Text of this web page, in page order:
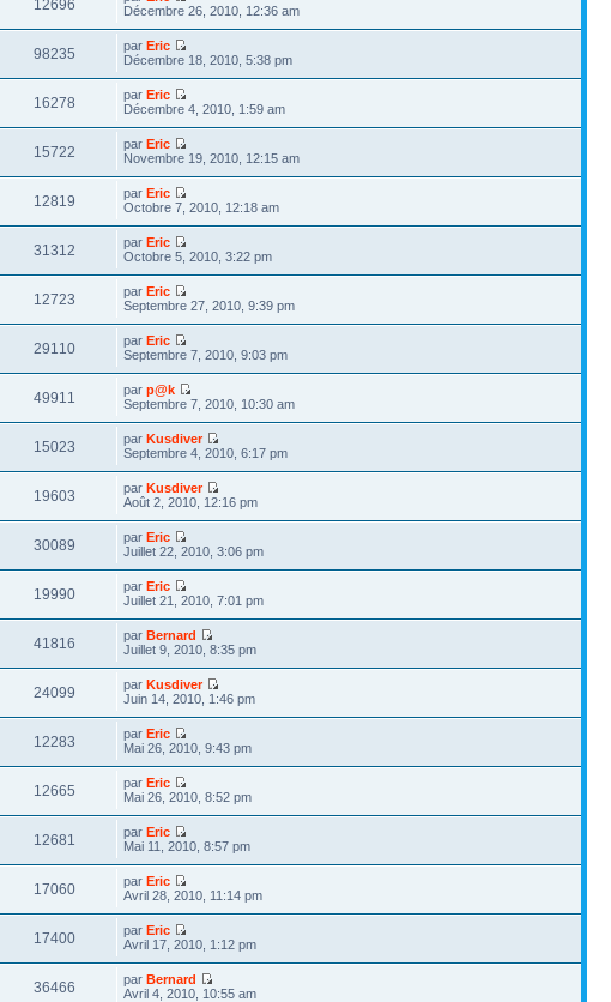
12696
Décembre 26, 2010, 12:36 am
98235 parEric
Décembre 18, 2010, 5:38 pm
16278 parEric
Décembre 4, 2010, 1:59 am
15722 parEric
Novembre 19, 2010, 12:15 am
12819 parEric
Octobre 7, 2010, 12:18 am
31312 parEric
Octobre 5, 2010, 3:22 pm
12723 parEric
Septembre 27, 2010, 9:39 pm
29110 parEric
Septembre 7, 2010, 9:03 pm
49911 parp@k
Septembre 7, 2010, 10:30 am
15023 parKusdiver
Septembre 4, 2010, 6:17 pm
19603 parKusdiver
Août 2, 2010, 12:16 pm
30089 parEric
Juillet 22, 2010, 3:06 pm
19990 parEric
Juillet 21, 2010, 7:01 pm
41816 parBernard
Juillet 9, 2010, 8:35 pm
24099 parKusdiver
Juin 14, 2010, 1:46 pm
12283 parEric
Mai 26, 2010, 9:43 pm
12665 parEric
Mai 26, 2010, 8:52 pm
12681 parEric
Mai 11, 2010, 8:57 pm
17060 parEric
Avril 28, 2010, 11:14 pm
17400 parEric
Avril 17, 2010, 1:12 pm
36466 parBernard
Avril 4, 2010, 10:55 am